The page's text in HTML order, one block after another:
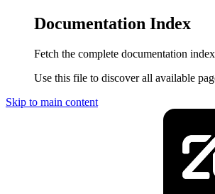
Documentation Index
Fetch the complete documentation
Use this file to discover all available
Skip to main content